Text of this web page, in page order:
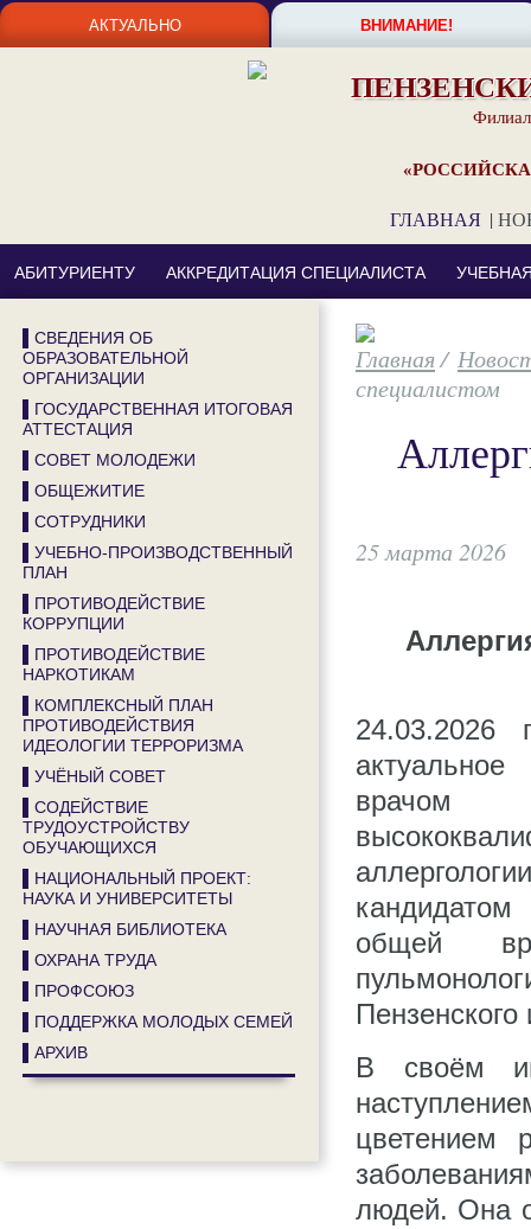
АКТУАЛЬНО ВНИМАНИЕ!
ГЛАВНАЯ |
АБИТУРИЕНТУ АККРЕДИТАЦИЯ СПЕЦИАЛИСТА
/
специалистом
25 марта 2026
24.03.2026
общей
В своём
цветением
людей. Она
▌СВЕДЕНИЯ ОБ
ОБРАЗОВАТЕЛЬНОЙ
ОРГАНИЗАЦИИ
▌ГОСУДАРСТВЕННАЯ ИТОГОВАЯ
АТТЕСТАЦИЯ
▌СОВЕТ МОЛОДЕЖИ
▌ОБЩЕЖИТИЕ
▌СОТРУДНИКИ
▌УЧЕБНО-ПРОИЗВОДСТВЕННЫЙ
ПЛАН
▌ПРОТИВОДЕЙСТВИЕ
КОРРУПЦИИ
▌ПРОТИВОДЕЙСТВИЕ
НАРКОТИКАМ
▌КОМПЛЕКСНЫЙ ПЛАН
ПРОТИВОДЕЙСТВИЯ
ИДЕОЛОГИИ ТЕРРОРИЗМА
▌УЧЁНЫЙ СОВЕТ
▌СОДЕЙСТВИЕ
ТРУДОУСТРОЙСТВУ
ОБУЧАЮЩИХСЯ
▌НАЦИОНАЛЬНЫЙ ПРОЕКТ:
НАУКА И УНИВЕРСИТЕТЫ
▌НАУЧНАЯ БИБЛИОТЕКА
▌ОХРАНА ТРУДА
▌ПРОФСОЮЗ
▌ПОДДЕРЖКА МОЛОДЫХ СЕМЕЙ
▌АРХИВ